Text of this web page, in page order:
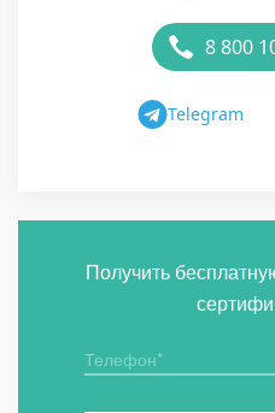
8 800
Telegram
Получить